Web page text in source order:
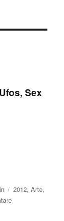
Sex
Schlagwörter
2012,Arte,
zu